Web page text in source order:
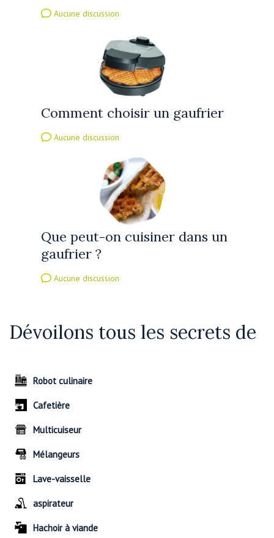
Aucune discussion
Comment choisir un gaufrier
Aucune discussion
Que peut-on cuisiner dans un
gaufrier ?
Aucune discussion
Dévoilons tous les secrets de
Robot culinaire
Cafetière
Multicuiseur
Mélangeurs
Lave-vaisselle
aspirateur
Hachoir à viande